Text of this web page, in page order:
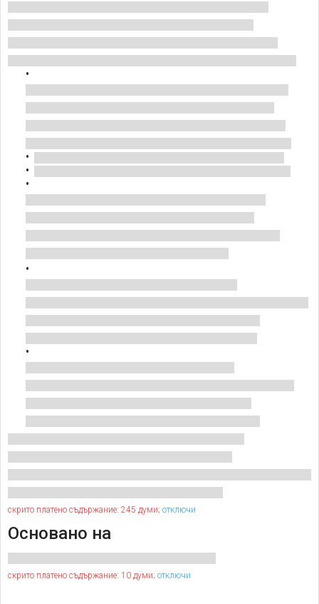
скрито платено съдържание: 245 думи; отключи
Основано на
скрито платено съдържание: 10 думи; отключи